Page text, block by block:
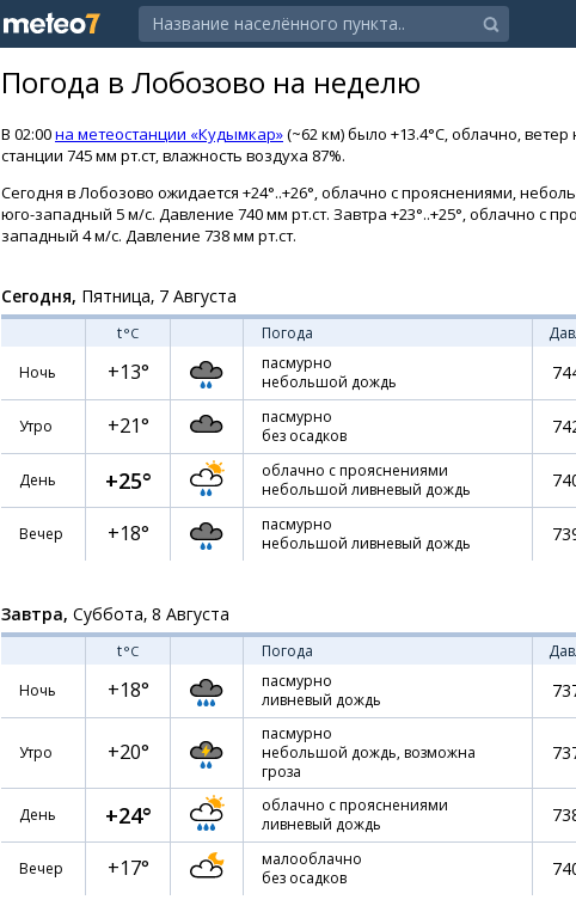
Погода в Лобозово на неделю
В 02:00на метеостанции «Кудымкар»(~62 км) было +13.4°C, облачно,
станции 745 мм рт.ст, влажность воздуха 87%.
Сегодня в Лобозово ожидается +24°..+26°, облачно с прояснениями,
юго-западный 5 м/с. Давление 740 мм рт.ст. Завтра +23°..+25°, облачно с
западный 4 м/с. Давление 738 мм рт.ст.
Сегодня, Пятница, 7 Августа
t°C Погода
Ночь
+13°
пасмурно
небольшой дождь
Утро +21°
пасмурно
без осадков
День +25°
облачно с прояснениями
небольшой ливневый дождь
Вечер +18°
пасмурно
небольшой ливневый дождь
Завтра, Суббота, 8 Августа
t°C Погода
Ночь
+18°
пасмурно
ливневый дождь
Утро +20°
пасмурно
небольшой дождь, возможна
гроза
День +24°
облачно с прояснениями
ливневый дождь
Вечер +17°
малооблачно
без осадков